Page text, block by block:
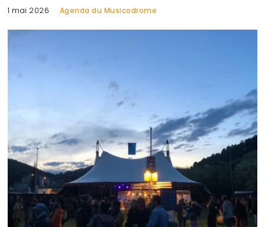
1 mai 2026 Agenda du Musicodrome